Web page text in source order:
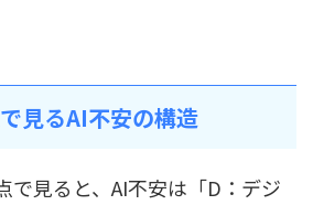
見るAI不安の構造
で見ると、AI不安は「D：デジ